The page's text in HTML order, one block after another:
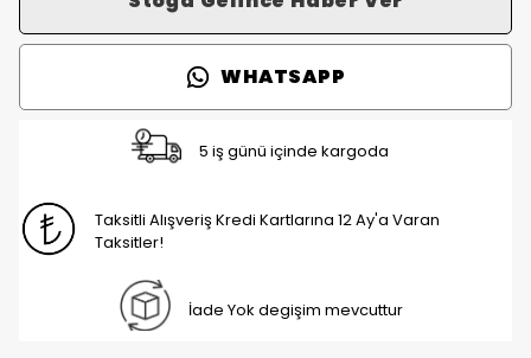
WHATSAPP
5 iş günü içinde kargoda
Taksitli Alışveriş Kredi Kartlarına 12 Ay'a Varan
Taksitler!
İade Yok degişim mevcuttur